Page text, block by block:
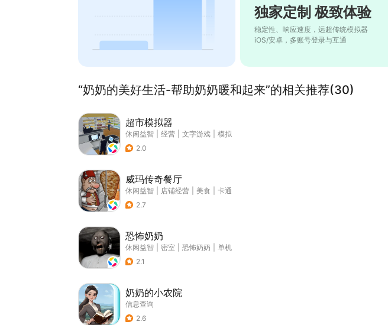
独家定制 极致体验
稳定性、响应速度，远超传统模拟器
iOS/安卓，多账号登录与互通
“奶奶的美好生活-帮助奶奶暖和起来”的相关推荐(30)
超市模拟器
休闲益智 经营 文字游戏
模拟
2.0
威玛传奇餐厅
休闲益智 店铺经营 美食
卡通
2.7
恐怖奶奶
休闲益智 密室 恐怖奶奶
单机
2.1
奶奶的小农院
信息查询
2.6